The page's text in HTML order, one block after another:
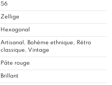
56
Zellige
Hexagonal
Artisanal, Bohème ethnique, Rétro
classique, Vintage
Pâte rouge
Brillant